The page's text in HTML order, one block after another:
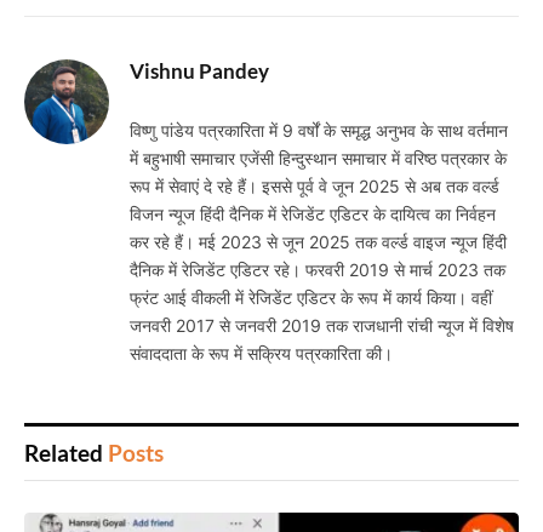
विष्णु पांडेय पत्रकारिता में 9 वर्षों के समृद्ध अनुभव के साथ वर्तमान
में बहुभाषी समाचार एजेंसी हिन्दुस्थान समाचार में वरिष्ठ पत्रकार के
रूप में सेवाएं दे रहे हैं। इससे पूर्व वे जून 2025 से अब तक वर्ल्ड
विजन न्यूज हिंदी दैनिक में रेजिडेंट एडिटर के दायित्व का निर्वहन
कर रहे हैं। मई 2023 से जून 2025 तक वर्ल्ड वाइज न्यूज हिंदी
दैनिक में रेजिडेंट एडिटर रहे। फरवरी 2019 से मार्च 2023 तक
फ्रंट आई वीकली में रेजिडेंट एडिटर के रूप में कार्य किया। वहीं
जनवरी 2017 से जनवरी 2019 तक राजधानी रांची न्यूज में विशेष
RelatedPosts